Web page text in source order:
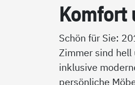
Kom­fort
Schön für Sie:
Zimmer sind
inklusive
persönliche